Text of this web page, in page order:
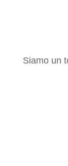
Siamo un